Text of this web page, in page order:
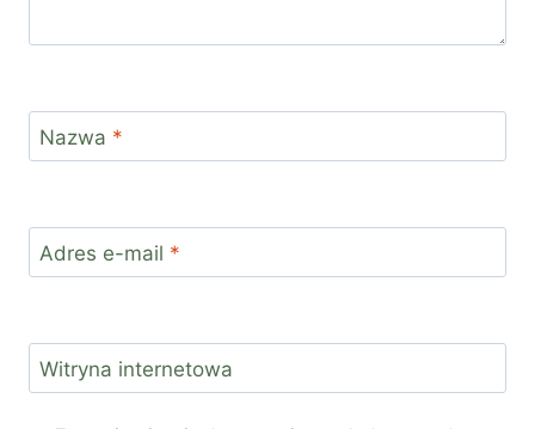
Nazwa *
Adres e-mail *
Witryna internetowa